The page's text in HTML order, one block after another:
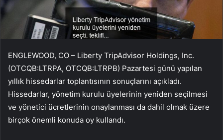
ENGLEWOOD, CO – Liberty TripAdvisor Holdings, Inc.
(OTCQB:LTRPA, OTCQB:LTRPB) Pazartesi günü yapılan
yıllık hissedarlar toplantısının sonuçlarını açıkladı.
Hissedarlar, yönetim kurulu üyelerinin yeniden seçilmesi
ve yönetici ücretlerinin onaylanması da dahil olmak üzere
birçok önemli konuda oy kullandı.